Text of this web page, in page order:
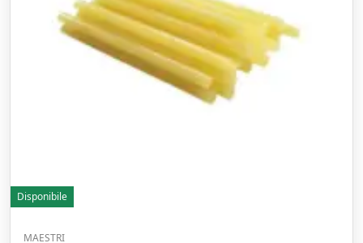
Disponibile
MAESTRI